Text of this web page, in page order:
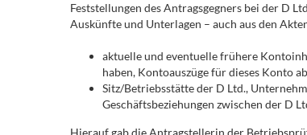
Feststellungen des Antragsgegners bei der D
Auskünfte und Unterlagen – auch aus den
aktuelle und eventuelle frühere
haben, Kontoauszüge für dieses Konto
Sitz/Betriebsstätte der D Ltd.,
Geschäftsbeziehungen zwischen der D
Hierauf gab die Antragstellerin der